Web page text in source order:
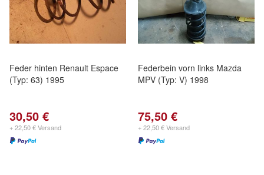
Feder hinten Renault Espace
(Typ: 63) 1995
30,50 €
+ 22,50 € Versand
Federbein vorn links Mazda
MPV (Typ: V) 1998
75,50 €
+ 22,50 € Versand